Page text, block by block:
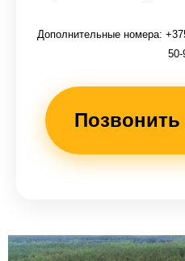
Дополнительные номера:
50-
Позвонить